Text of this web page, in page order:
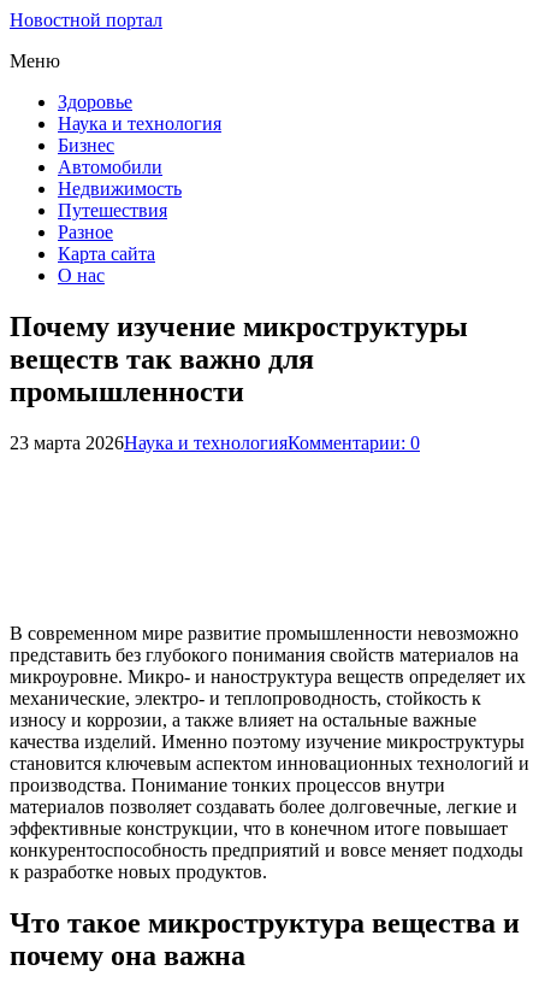
Новостной портал
Меню
Здоровье
Наука и технология
Бизнес
Автомобили
Недвижимость
Путешествия
Разное
Карта сайта
О нас
Почему изучение микроструктуры
веществ так важно для
промышленности
23 марта 2026Наука и технологияКомментарии: 0
В современном мире развитие промышленности невозможно
представить без глубокого понимания свойств материалов на
микроуровне. Микро- и наноструктура веществ определяет их
механические, электро- и теплопроводность, стойкость к
износу и коррозии, а также влияет на остальные важные
качества изделий. Именно поэтому изучение микроструктуры
становится ключевым аспектом инновационных технологий и
производства. Понимание тонких процессов внутри
материалов позволяет создавать более долговечные, легкие и
эффективные конструкции, что в конечном итоге повышает
конкурентоспособность предприятий и вовсе меняет подходы
к разработке новых продуктов.
Что такое микроструктура вещества и
почему она важна